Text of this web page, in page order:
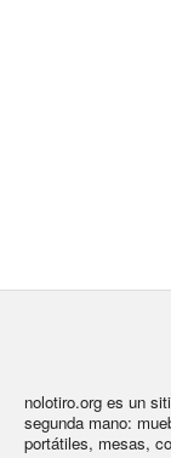
nolotiro.org es un
segunda mano:
portátiles, mesas,